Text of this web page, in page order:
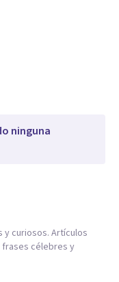
ninguna
curiosos. Artículos
frases célebres y